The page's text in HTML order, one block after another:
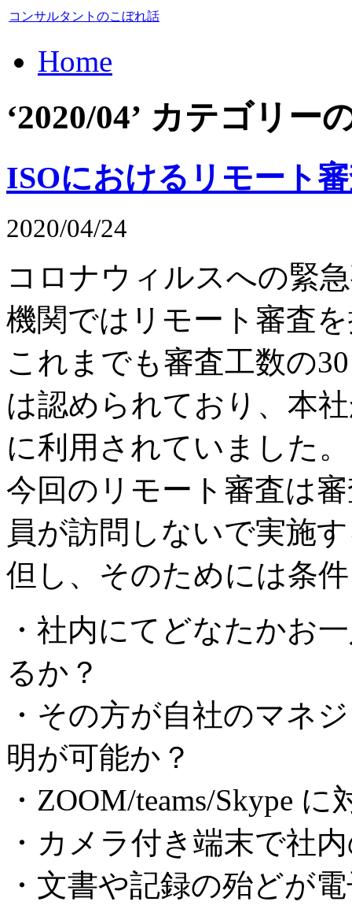
コンサルタントのこぼれ話
Home
‘2020/04’ カテゴリー
ISOにおけるリモート
2020/04/24
コロナウィルスへの緊
機関ではリモート審査
これまでも審査工数の
は認められており、本
に利用されていました。
今回のリモート審査は
員が訪問しないで実施
但し、そのためには条
・社内にてどなたかお
るか？
・その方が自社のマネ
明が可能か？
・ZOOM/teams/Skype
・カメラ付き端末で社
・文書や記録の殆どが